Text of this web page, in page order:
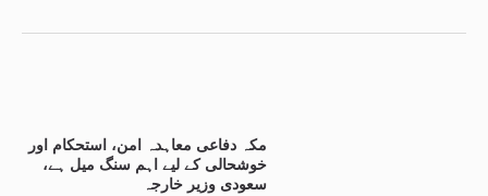
مکہ دفاعی معاہدہ امن، استحکام اور
خوشحالی کے لیے اہم سنگ میل ہے،
سعودی وزیر خارجہ